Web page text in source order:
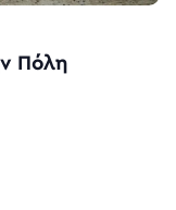
Πόλη